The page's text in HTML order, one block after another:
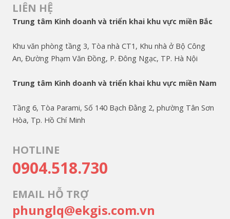
LIÊN HỆ
Trung tâm Kinh doanh và triển khai khu vực miền Bắc
Khu văn phòng tầng 3, Tòa nhà CT1, Khu nhà ở Bộ Công
An, Đường Phạm Văn Đồng, P. Đông Ngạc, TP. Hà Nội
Trung tâm Kinh doanh và triển khai khu vực miền Nam
Tầng 6, Tòa Parami, Số 140 Bạch Đằng 2, phường Tân Sơn
Hòa, Tp. Hồ Chí Minh
HOTLINE
0904.518.730
EMAIL HỖ TRỢ
phunglq@ekgis.com.vn